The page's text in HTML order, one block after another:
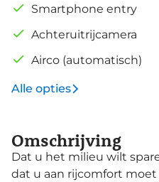
Smartphone entry
Achteruitrijcamera
Airco (automatisch)
Alle opties
Omschrijving
Dat u het milieu wilt
dat u aan rijcomfort